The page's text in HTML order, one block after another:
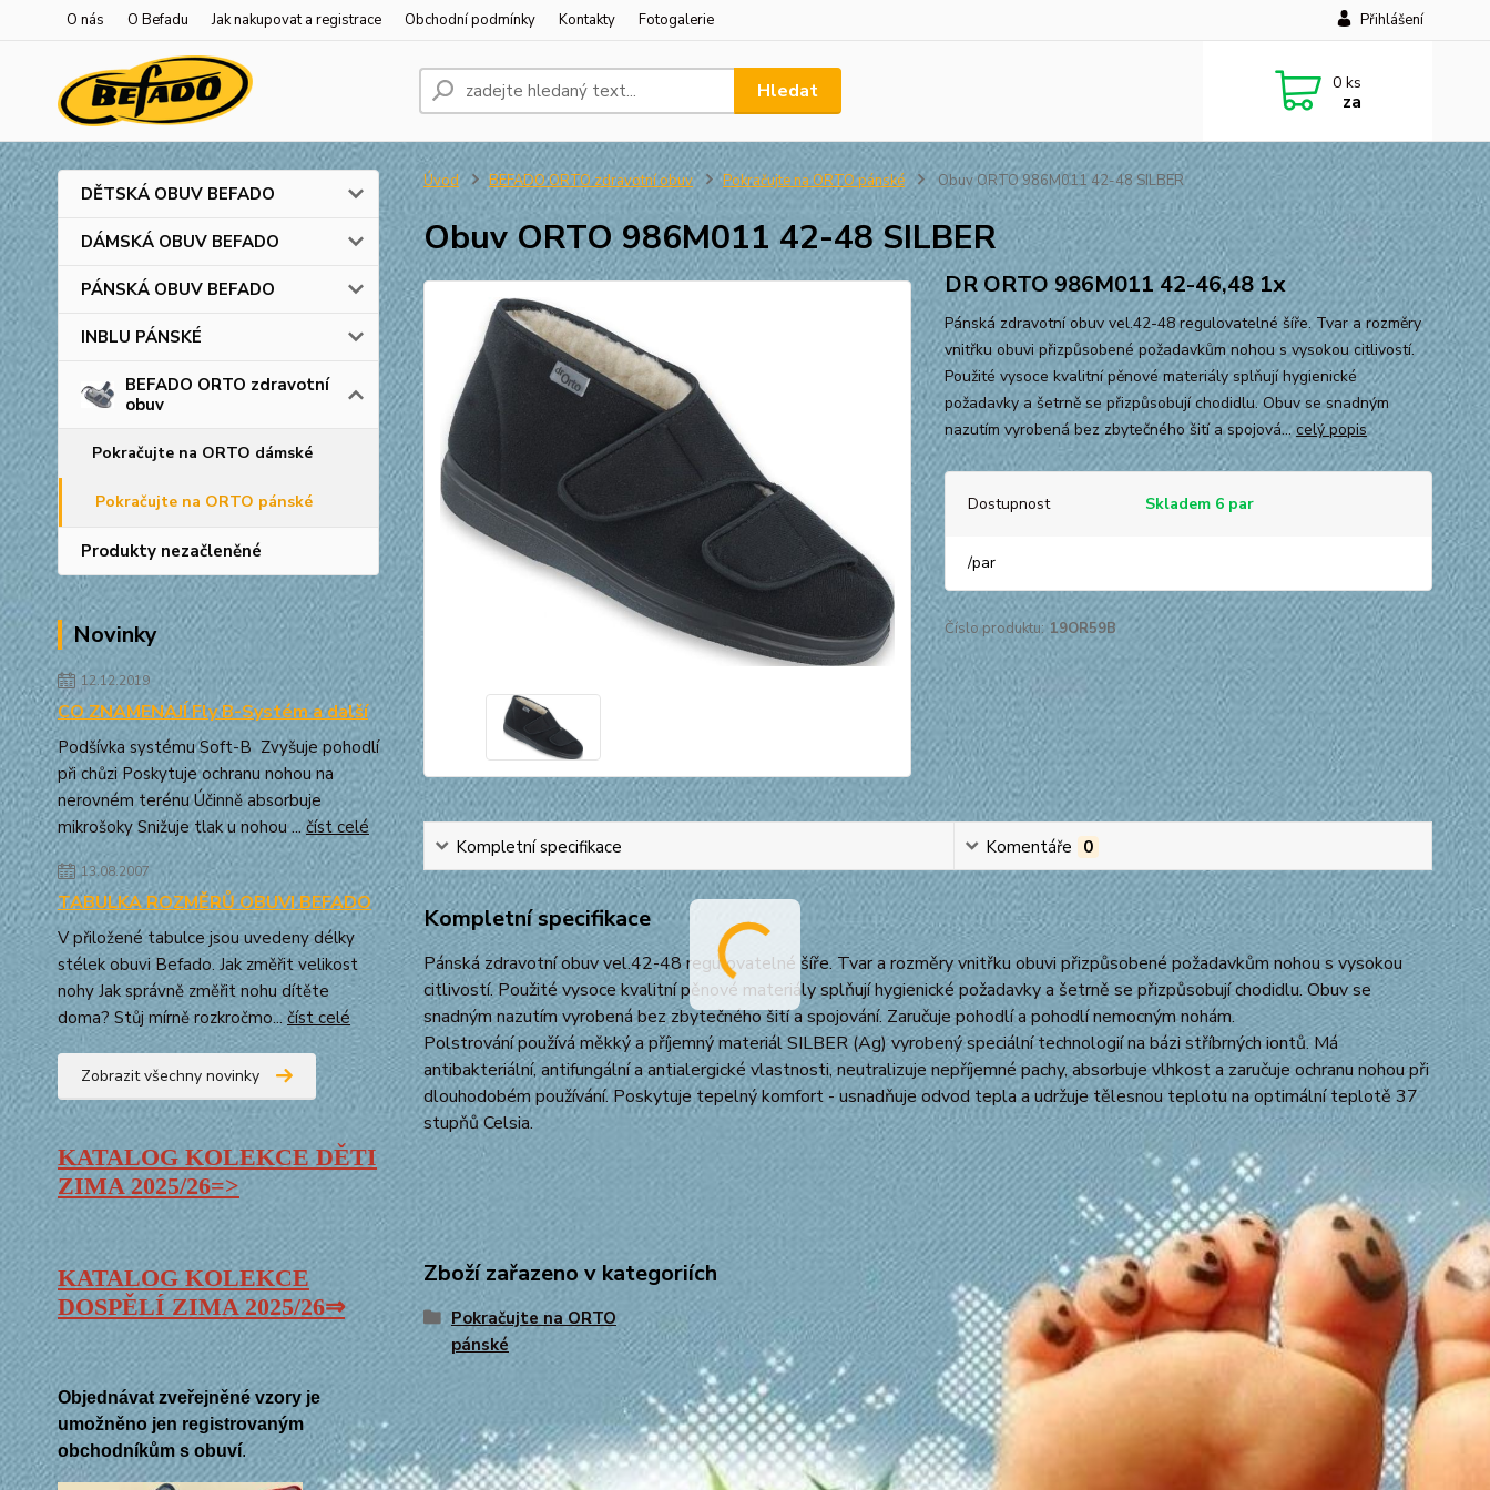
O nás O Befadu Jak nakupovat a registrace Obchodní podmínky Kontakty Fotogalerie Přihlášení
Hledat 0 ks
za
DĚTSKÁ OBUV BEFADO
DÁMSKÁ OBUV BEFADO
PÁNSKÁ OBUV BEFADO
INBLU PÁNSKÉ
BEFADO ORTO zdravotní
obuv
Pokračujte na ORTO dámské
Pokračujte na ORTO pánské
Produkty nezačleněné
Novinky
12.12.2019
CO ZNAMENAJÍ Fly B-Systém a další
Podšívka systému Soft-B Zvyšuje pohodlí
při chůzi Poskytuje ochranu nohou na
nerovném terénu Účinně absorbuje
mikrošoky Snižuje tlak u nohou ...číst celé
13.08.2007
TABULKA ROZMĚRŮ OBUVI BEFADO
V přiložené tabulce jsou uvedeny délky
stélek obuvi Befado. Jak změřit velikost
nohy Jak správně změřit nohu dítěte
doma? Stůj mírně rozkročmo... číst celé
Zobrazit všechny novinky
KATALOG KOLEKCE DĚTI
ZIMA2025/26=>
KATALOG KOLEKCE
DOSPĚLÍ ZIMA 2025/26⇒
Objednávat zveřejněné vzory je
umožněno jen registrovaným
obchodníkům s obuví.
Úvod BEFADO ORTO zdravotní obuv Pokračujte na ORTO pánské Obuv ORTO 986M011 42-48 SILBER
Obuv ORTO 986M011 42-48 SILBER
DR ORTO 986M011 42-46,48 1x
Pánská zdravotní obuv vel.42-48 regulovatelné šíře. Tvar a rozměry
vnitřku obuvi přizpůsobené požadavkům nohou s vysokou citlivostí.
Použité vysoce kvalitní pěnové materiály splňují hygienické
požadavky a šetrně se přizpůsobují chodidlu. Obuv se snadným
nazutím vyrobená bez zbytečného šití a spojová... celý popis
Dostupnost Skladem 6 par
/par
Číslo produktu: 19OR59B
Kompletní specifikace Komentáře 0
Kompletní specifikace
Pánská zdravotní obuv vel.42-48 regulovatelné šíře. Tvar a rozměry vnitřku obuvi přizpůsobené požadavkům nohou s vysokou
citlivostí. Použité vysoce kvalitní pěnové materiály splňují hygienické požadavky a šetrně se přizpůsobují chodidlu. Obuv se
snadným nazutím vyrobená bez zbytečného šití a spojování. Zaručuje pohodlí a pohodlí nemocným nohám.
Polstrování používá měkký a příjemný materiál SILBER (Ag) vyrobený speciální technologií na bázi stříbrných iontů. Má
antibakteriální, antifungální a antialergické vlastnosti, neutralizuje nepříjemné pachy, absorbuje vlhkost a zaručuje ochranu nohou při
dlouhodobém používání. Poskytuje tepelný komfort - usnadňuje odvod tepla a udržuje tělesnou teplotu na optimální teplotě 37
stupňů Celsia.
Zboží zařazeno v kategoriích
Pokračujte na ORTO
pánské